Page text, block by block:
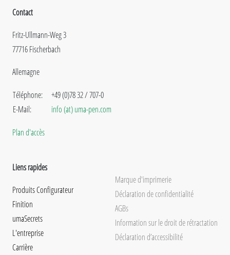
Contact
Fritz-Ullmann-Weg 3
77716 Fischerbach
Allemagne
Téléphone:
E-Mail:
+49 (0)78 32 / 707-0
info (at) uma-pen.com
Plan d'accès
Liens rapides
Produits Configurateur
Finition
umaSecrets
L'entreprise
Carrière
Marque d'imprimerie
Déclaration de confidentialité
AGBs
Information sur le droit de rétractation
Déclaration d’accessibilité